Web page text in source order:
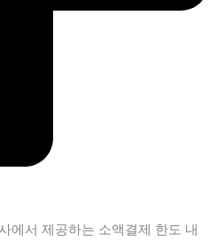
에서 제공하는 소액결제 한도 내